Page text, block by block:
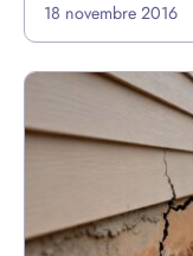
18 novembre 2016